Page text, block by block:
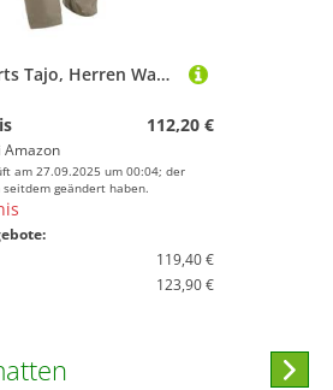
Maier Sports Tajo, Herren Wanderhose, Wasserabweisende Outdoorhose für Trekking und Hiking, Praktische T-Zipp-off-Funktion, PFC-frei, mSTRETCH pro 4 & Dryprotec, Braun, 31 (W49/L32)
112,20 €
Amazon
am 27.09.2025 um 00:04; der
seitdem geändert haben.
119,40 €
123,90 €